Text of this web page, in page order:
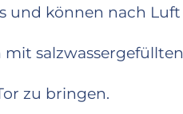
und können nach
mit
zu bringen.